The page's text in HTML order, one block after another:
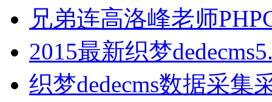
兄弟连高洛峰老师
2015最新织梦
织梦dedecms数据采集